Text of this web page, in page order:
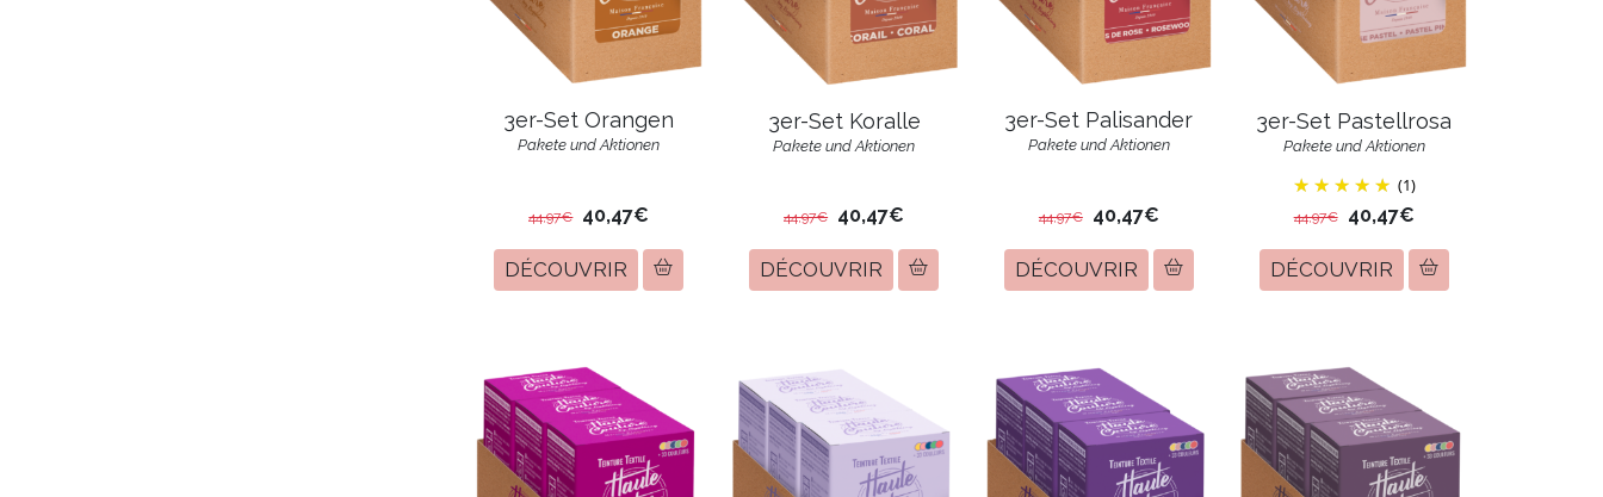
3er-Set Orangen
Pakete und Aktionen
44,97€ 40,47€
DÉCOUVRIR
3er-Set Koralle
Pakete und Aktionen
44,97€ 40,47€
DÉCOUVRIR
3er-Set Palisander
Pakete und Aktionen
44,97€ 40,47€
DÉCOUVRIR
3er-Set Pastellrosa
Pakete und Aktionen
(1)
44,97€ 40,47€
DÉCOUVRIR